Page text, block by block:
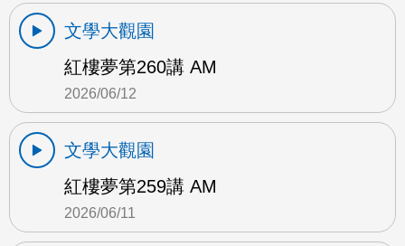
文學大觀園
紅樓夢第260講 AM
2026/06/12
文學大觀園
紅樓夢第259講 AM
2026/06/11